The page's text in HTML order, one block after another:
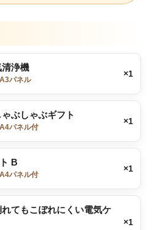
浄機
パネル
×1
ぶしゃぶギフト
パネル付
×1
B
パネル付
×1
てもこぼれにくい電気ケ
×1